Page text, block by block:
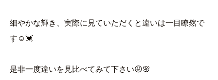
細やかな輝き、実際に見ていただくと違いは一目瞭然で
す☺💓
是非一度違いを見比べてみて下さい😛🌸